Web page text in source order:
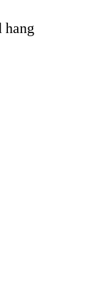
hang